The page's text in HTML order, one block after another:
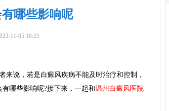
哪些影响呢
11-05 10:23
来说，若是白癜风疾病不能及时治疗和控制，
哪些影响呢?接下来，一起和温州白癜风医院